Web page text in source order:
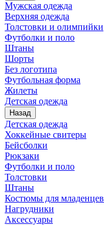
Мужская одежда
Верхняя одежда
Толстовки и олимпийки
Футболки и поло
Штаны
Шорты
Без логотипа
Футбольная форма
Жилеты
Детская одежда
Назад
Детская одежда
Хоккейные свитеры
Бейсболки
Рюкзаки
Футболки и поло
Толстовки
Штаны
Костюмы для младенцев
Нагрудники
Аксессуары